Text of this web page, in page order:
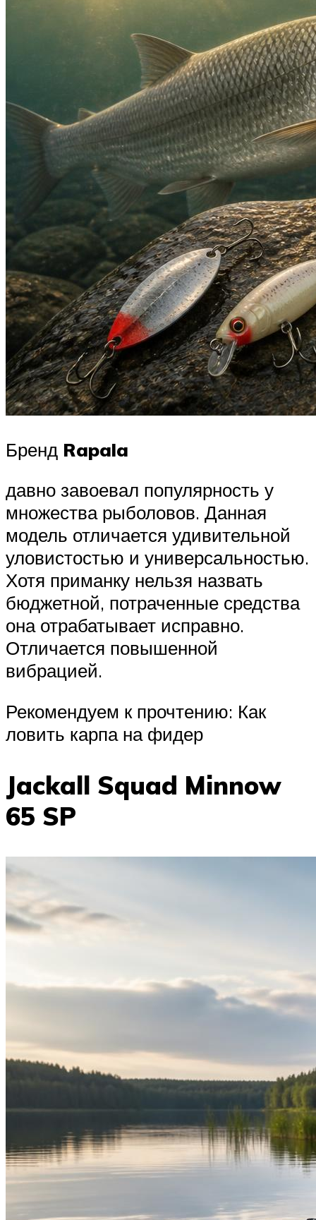
Бренд Rapala
давно завоевал популярность у
множества рыболовов. Данная
модель отличается удивительной
уловистостью и универсальностью.
Хотя приманку нельзя назвать
бюджетной, потраченные средства
она отрабатывает исправно.
Отличается повышенной
вибрацией.
Рекомендуем к прочтению: Как
ловить карпа на фидер
Jackall Squad Minnow
65 SP